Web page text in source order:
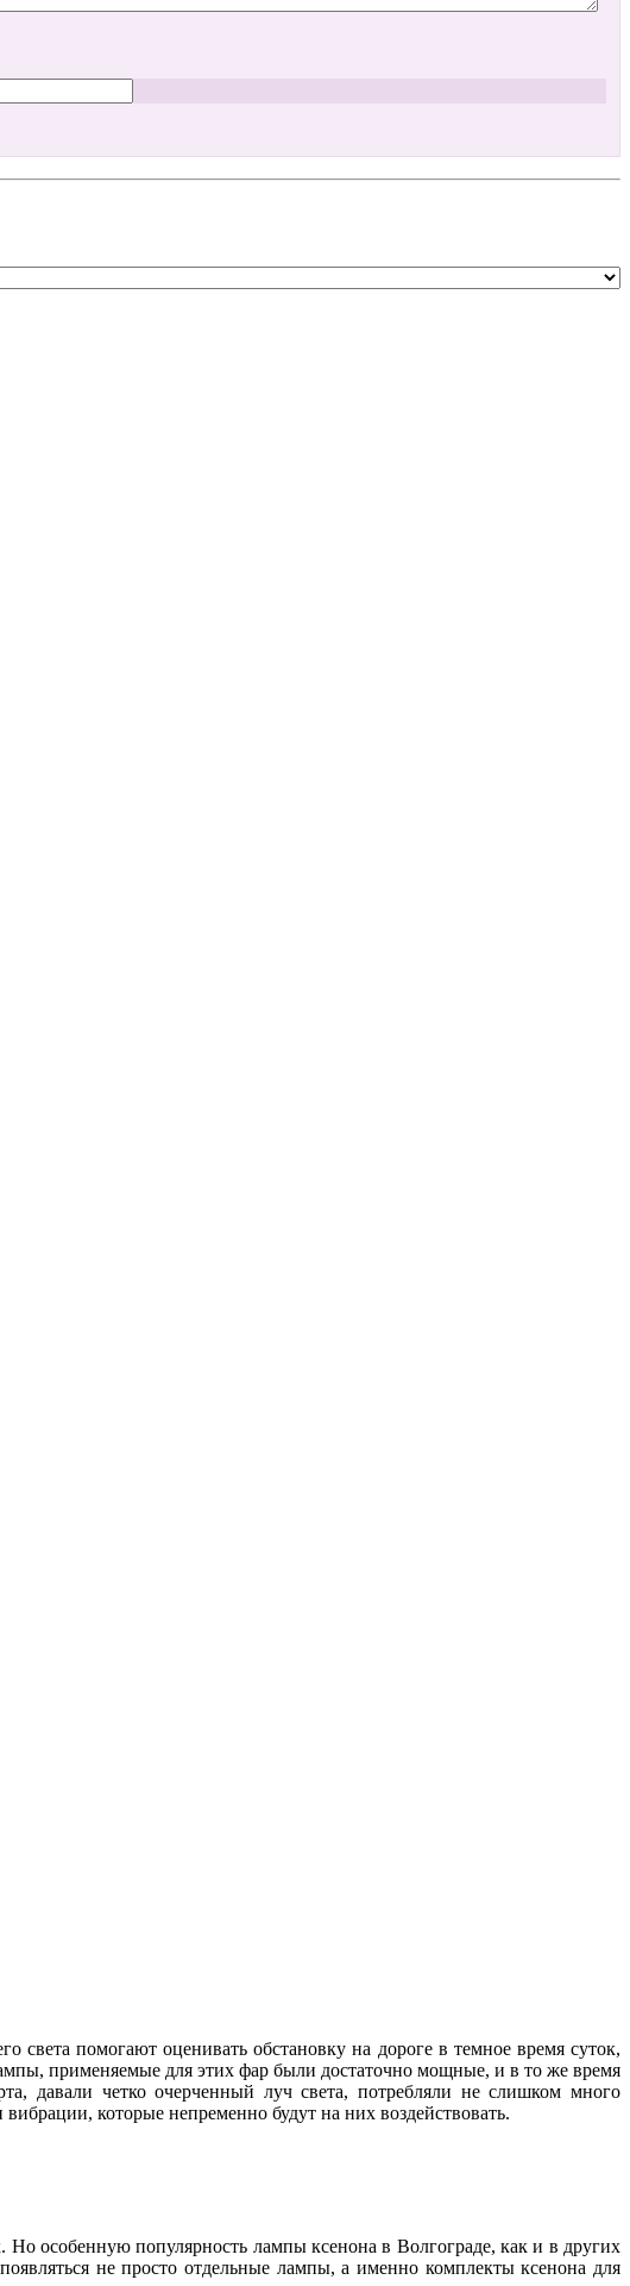
помогают оценивать обстановку на дороге в темное время суток,
применяемые для этих фар были достаточно мощные, и в то же время
давали четко очерченный луч света, потребляли не слишком много
которые непременно будут на них воздействовать.
Но особенную популярность лампы ксенона в Волгограде, как и в других
не просто отдельные лампы, а именно комплекты ксенона для